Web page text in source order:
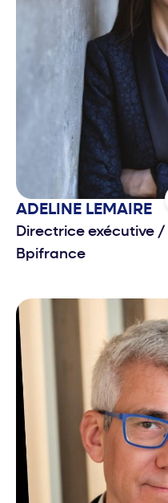
ADELINE LEMAIRE
Directrice exécutive /
Bpifrance